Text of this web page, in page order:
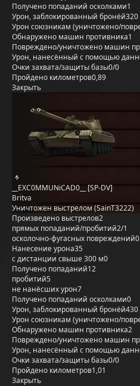
Получено попаданий осколками1
Урон, заблокированный бронёй320
Урон союзникам (уничтожено/
Обнаружено машин противника1
Повреждено/уничтожено машин
Урон, нанесённый с помощью
Очки захвата/защиты базы0/0
Пройдено километров0,89
Закрыть
__EXC0MMUNiCAD0__ [SP-DV]
Britva
Уничтожен выстрелом (SainT3222)
Произведено выстрелов2
прямых попаданий/пробитий2/1
осколочно-фугасных повреждений0
Нанесение урона35
с дистанции свыше 300 м0
Получено попаданий12
пробитий5
не нанёсших урон7
Получено попаданий осколками0
Урон, заблокированный бронёй430
Урон союзникам (уничтожено/
Обнаружено машин противника2
Повреждено/уничтожено машин
Урон, нанесённый с помощью
Очки захвата/защиты базы0/0
Пройдено километров1,01
Закрыть